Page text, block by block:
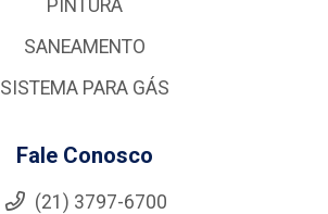
PINTURA
SANEAMENTO
SISTEMA PARA GÁS
Fale Conosco
(21) 3797-6700